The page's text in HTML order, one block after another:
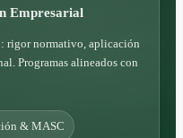
Empresarial
rigor normativo, aplicación
Programas alineados con
& MASC